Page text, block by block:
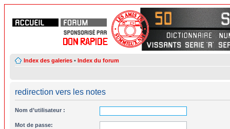
Index des galeries • Index du forum
redirection vers les notes
Nom d’utilisateur :
Mot de passe: